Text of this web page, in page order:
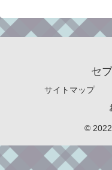
セ
サイトマップ
©